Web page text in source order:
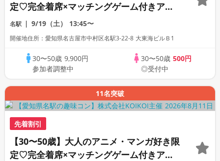
定♡完全着席×マッチングゲーム付きアニ
メコン
名駅 9/19（土） 13:45〜
開催地住所：愛知県名古屋市中村区名駅3-22-8 大東海ビルＢ1
30〜50歳 9,900円
参加者調整中
30〜50歳 500円
◎受付中
11名突破
先着割引
【30〜50歳】大人のアニメ・マンガ好き限
定♡完全着席×マッチングゲーム付きアニ